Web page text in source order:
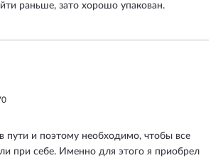
раньше, зато хорошо упакован.
пути и поэтому необходимо, чтобы все
при себе. Именно для этого я приобрел